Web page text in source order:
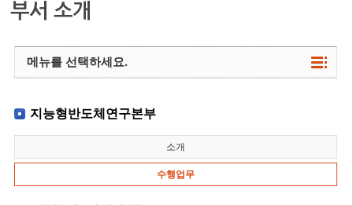
부서 소개
메뉴를 선택하세요.
지능형반도체연구본부
소개
수행업무